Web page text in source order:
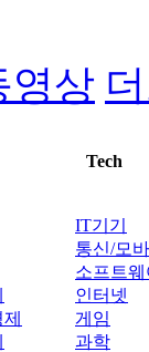
영상
Tech
IT기기
통신/모
소프트웨
인터넷
게임
과학